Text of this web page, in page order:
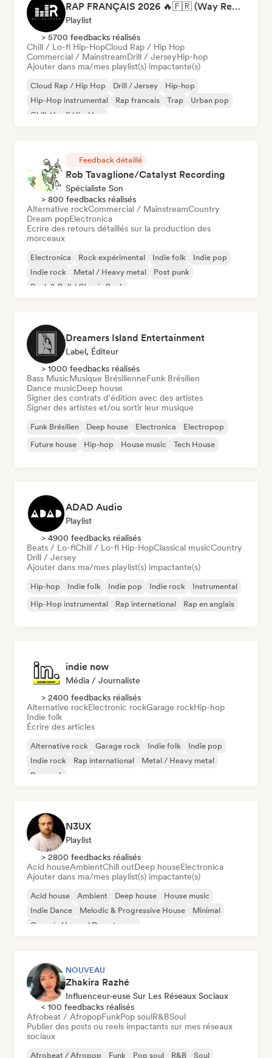
RAP FRANÇAIS 2026 🔥🇫🇷 (Way Records)
Playlist
> 5700 feedbacks réalisés
Chill / Lo-fi Hip-HopCloud Rap / Hip Hop
Commercial / MainstreamDrill / JerseyHip-hop
Ajouter dans ma/mes playlist(s) impactante(s)
Cloud Rap / Hip Hop Drill / Jersey
Hip-hop
Hip-Hop instrumental
Rap francais Trap
Urban pop
Chill / Lo-fi Hip-Hop
Feedback détaillé
Rob Tavaglione/Catalyst Recording
Spécialiste Son
> 800 feedbacks réalisés
Alternative rockCommercial / MainstreamCountry
Dream popElectronica
Ecrire des retours détaillés sur la production des
morceaux
Electronica Rock expérimental Indie folk
Indie pop
Indie rock
Metal / Heavy metal
Post punk
Rock & Roll / Classic Rock
Dreamers Island Entertainment
Label, Éditeur
> 1000 feedbacks réalisés
Bass MusicMusique BrésilienneFunk Brésilien
Dance musicDeep house
Signer des contrats d’édition avec des artistes
Signer des artistes et/ou sortir leur musique
Funk Brésilien Deep house Electronica
Electropop
Future house
Hip-hop House music Tech House
ADAD Audio
Playlist
> 4900 feedbacks réalisés
Beats / Lo-fiChill / Lo-fi Hip-HopClassical musicCountry
Drill / Jersey
Ajouter dans ma/mes playlist(s) impactante(s)
Hip-hop Indie folk Indie pop Indie rock
Instrumental
Hip-Hop instrumental
Rap international Rap en anglais
indie now
Média / Journaliste
> 2400 feedbacks réalisés
Alternative rockElectronic rockGarage rockHip-hop
Indie folk
Écrire des articles
Alternative rock Garage rock Indie folk
Indie pop
Indie rock
Rap international
Metal / Heavy metal
Pop rock
N3UX
Playlist
> 2800 feedbacks réalisés
Acid houseAmbientChill outDeep houseElectronica
Ajouter dans ma/mes playlist(s) impactante(s)
Acid house Ambient Deep house
House music
Indie Dance
Melodic & Progressive House
Minimal
Organic House / Downtempo
NOUVEAU
Zhakira Razhé
Influenceur·euse Sur Les Réseaux Sociaux
< 100 feedbacks réalisés
Afrobeat / AfropopFunkPop soulR&BSoul
Publier des posts ou reels impactants sur mes réseaux
sociaux
Afrobeat / Afropop Funk Pop soul R&B Soul